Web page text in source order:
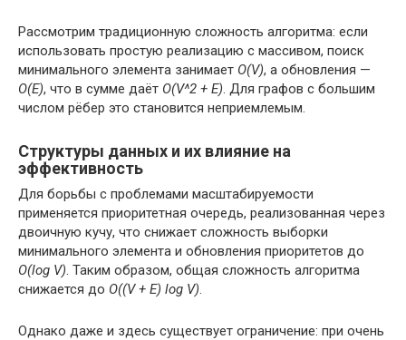
Рассмотрим традиционную сложность алгоритма: если
использовать простую реализацию с массивом, поиск
минимального элемента занимает O(V), а обновления —
O(E), что в сумме даёт O(V^2 + E) . Для графов с большим
числом рёбер это становится неприемлемым.
Структуры данных и их влияние на
эффективность
Для борьбы с проблемами масштабируемости
применяется приоритетная очередь, реализованная через
двоичную кучу, что снижает сложность выборки
минимального элемента и обновления приоритетов до
O(log V) . Таким образом, общая сложность алгоритма
снижается до O((V + E) log V)
Однако даже и здесь существует ограничение: при очень